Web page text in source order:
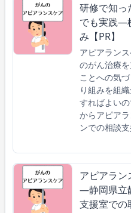
研修で知っ
でも実践―
み【PR】
アピアラン
のがん治療
ことへの気
り組みを組
すればよい
からアピア
ンでの相談
アピアラ
―静岡県立
支援室での